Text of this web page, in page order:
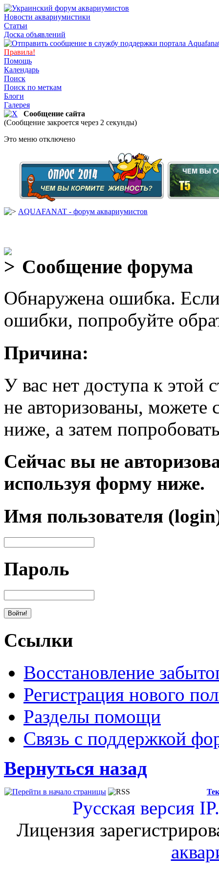
Новости аквариумистики
Статьи
Доска объявлений
Правила!
Помощь
Календарь
Поиск
Поиск по меткам
Блоги
Галерея
Сообщение сайта
(Сообщение закроется через 2 секунды)
Это меню отключено
AQUAFANAT - форум аквариумистов
Сообщение форума
Обнаружена ошибка.
ошибки, попробуйте
Причина:
У вас нет доступа к
не авторизованы, можете
ниже, а затем
Сейчас вы не
используя форму ниже.
Имя пользователя
Пароль
Ссылки
Восстановление
Регистрация нового
Разделы помощи
Связь с поддержкой
Вернуться назад
Русская версия
Лицензия